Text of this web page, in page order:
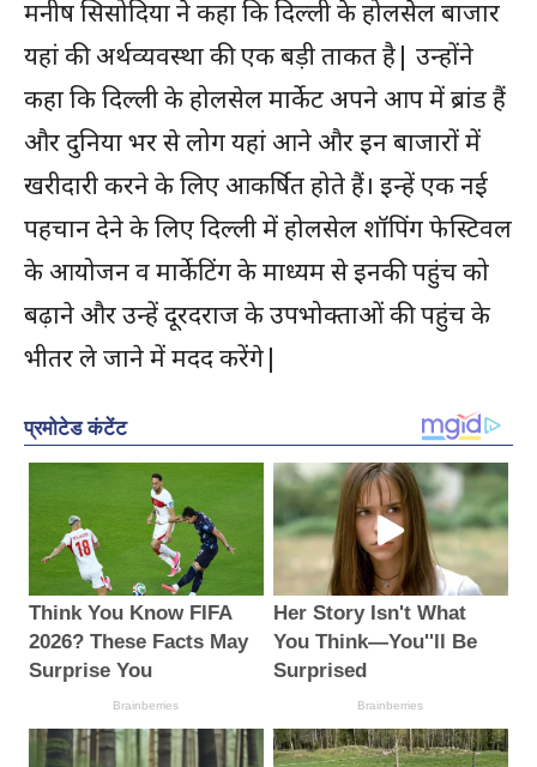
मनीष सिसोदिया ने कहा कि दिल्ली के होलसेल बाजार
यहां की अर्थव्यवस्था की एक बड़ी ताकत है| उन्होंने
कहा कि दिल्ली के होलसेल मार्केट अपने आप में ब्रांड हैं
और दुनिया भर से लोग यहां आने और इन बाजारों में
खरीदारी करने के लिए आकर्षित होते हैं। इन्हें एक नई
पहचान देने के लिए दिल्ली में होलसेल शॉपिंग फेस्टिवल
के आयोजन व मार्केटिंग के माध्यम से इनकी पहुंच को
बढ़ाने और उन्हें दूरदराज के उपभोक्ताओं की पहुंच के
भीतर ले जाने में मदद करेंगे|